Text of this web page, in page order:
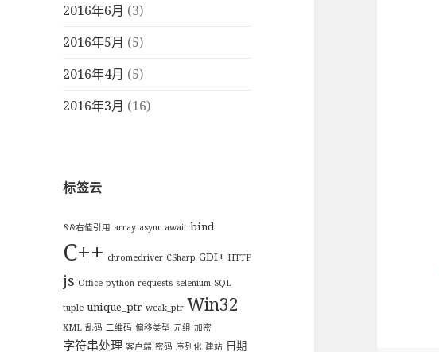
2016年6月 (3)
2016年5月 (5)
2016年4月 (5)
2016年3月 (16)
标签云
&&右值引用 array async await bind
C++ chromedriver CSharp GDI+ HTTP
js Office python requests selenium SQL
tuple unique_ptr weak_ptr Win32
XML 乱码 二维码 偏移类型 元组 加密
字符串处理 客户端 密码 序列化 建站 日期